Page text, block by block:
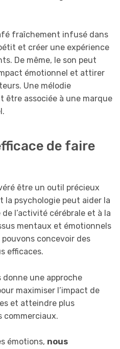
fraîchement infusé dans
et créer une expérience
De même, le son peut
émotionnel et attirer
Une mélodie
être associée à une marque
de faire
être un outil précieux
la psychologie peut aider la
de l’activité cérébrale et à la
mentaux et émotionnels
concevoir des
efficaces.
donne une approche
maximiser l’impact de
et atteindre plus
commerciaux.
émotions, nous